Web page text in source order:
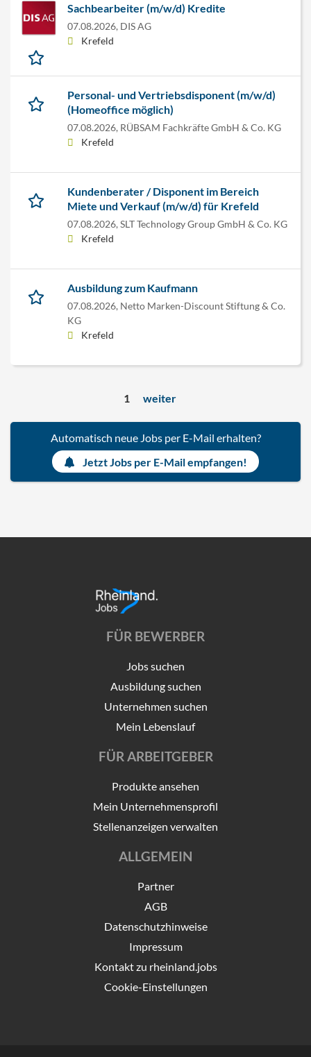
Sachbearbeiter (m/w/d) Kredite
07.08.2026, DIS AG
Krefeld
Personal- und Vertriebsdisponent (m/w/d)
(Homeoffice möglich)
07.08.2026, RÜBSAM Fachkräfte GmbH & Co. KG
Krefeld
Kundenberater / Disponent im Bereich
Miete und Verkauf (m/w/d) für Krefeld
07.08.2026, SLT Technology Group GmbH & Co. KG
Krefeld
Ausbildung zum Kaufmann
07.08.2026, Netto Marken-Discount Stiftung & Co.
KG
Krefeld
1 weiter
Automatisch neue Jobs per E-Mail erhalten?
Jetzt Jobs per E-Mail empfangen!
FÜR BEWERBER
Jobs suchen
Ausbildung suchen
Unternehmen suchen
Mein Lebenslauf
FÜR ARBEITGEBER
Produkte ansehen
Mein Unternehmensprofil
Stellenanzeigen verwalten
ALLGEMEIN
Partner
AGB
Datenschutzhinweise
Impressum
Kontakt zu rheinland.jobs
Cookie-Einstellungen